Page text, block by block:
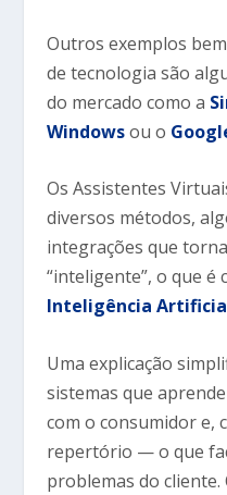
Outros exemplos
de tecnologia são
do mercado como a
Windowsou o
Os Assistentes
diversos métodos,
integrações que
“inteligente”, o que é
Inteligência Artificia
Uma explicação
sistemas que
com o consumidor e,
repertório — o que
problemas do cliente.